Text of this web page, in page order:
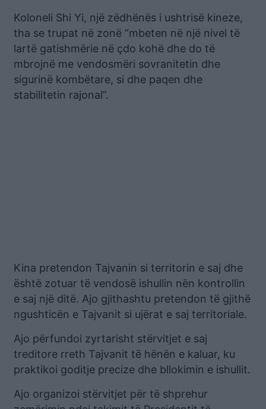
Koloneli Shi Yi, një zëdhënës i ushtrisë kineze,
tha se trupat në zonë “mbeten në një nivel të
lartë gatishmërie në çdo kohë dhe do të
mbrojnë me vendosmëri sovranitetin dhe
sigurinë kombëtare, si dhe paqen dhe
stabilitetin rajonal”.
Kina pretendon Tajvanin si territorin e saj dhe
është zotuar të vendosë ishullin nën kontrollin
e saj një ditë. Ajo gjithashtu pretendon të gjithë
ngushticën e Tajvanit si ujërat e saj territoriale.
Ajo përfundoi zyrtarisht stërvitjet e saj
treditore rreth Tajvanit të hënën e kaluar, ku
praktikoi goditje precize dhe bllokimin e ishullit.
Ajo organizoi stërvitjet për të shprehur